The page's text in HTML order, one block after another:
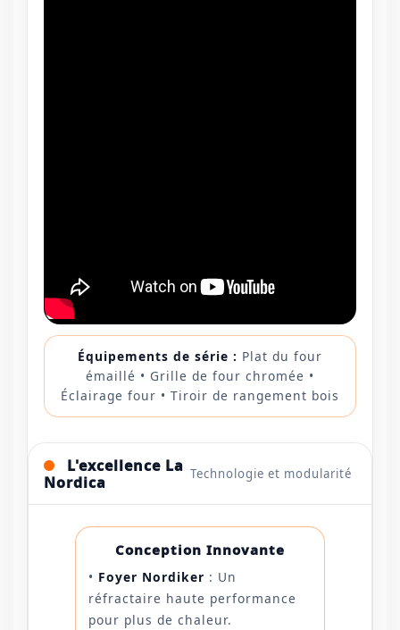
Équipements de série : Plat du four
émaillé • Grille de four chromée •
Éclairage four • Tiroir de rangement bois
L'excellence La
Nordica
Technologie et modularité
Conception Innovante
• Foyer Nordiker : Un
réfractaire haute performance
pour plus de chaleur.